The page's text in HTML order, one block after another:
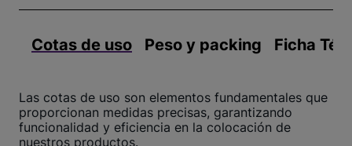
Cotas de uso Peso y packing Ficha
Las cotas de uso son elementos fundamentales que
proporcionan medidas precisas, garantizando
funcionalidad y eficiencia en la colocación de
nuestros productos.